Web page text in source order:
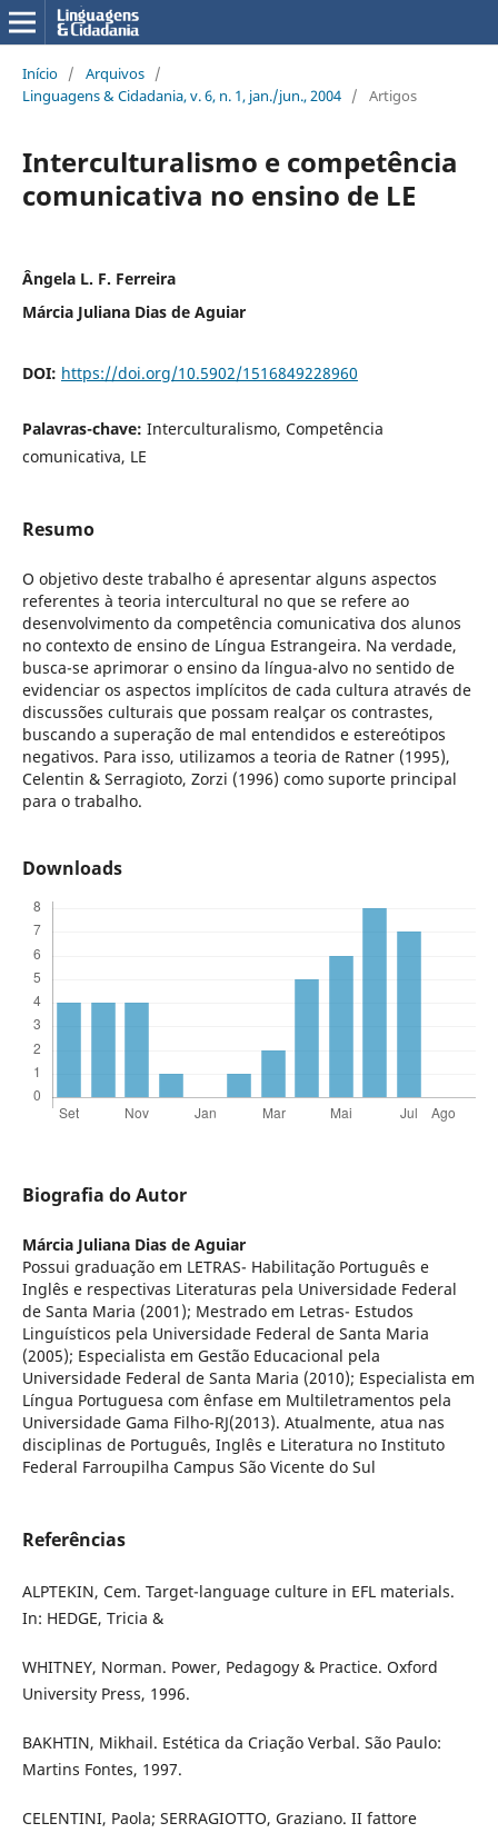
Início / Arquivos /
Linguagens & Cidadania, v. 6, n. 1, jan./jun., 2004 / Artigos
Interculturalismo e competência
comunicativa no ensino de LE
Ângela L. F. Ferreira
Márcia Juliana Dias de Aguiar
DOI: https://doi.org/10.5902/1516849228960
Palavras-chave: Interculturalismo, Competência
comunicativa, LE
Resumo
O objetivo deste trabalho é apresentar alguns aspectos
referentes à teoria intercultural no que se refere ao
desenvolvimento da competência comunicativa dos alunos
no contexto de ensino de Língua Estrangeira. Na verdade,
busca-se aprimorar o ensino da língua-alvo no sentido de
evidenciar os aspectos implícitos de cada cultura através de
discussões culturais que possam realçar os contrastes,
buscando a superação de mal entendidos e estereótipos
negativos. Para isso, utilizamos a teoria de Ratner (1995),
Celentin & Serragioto, Zorzi (1996) como suporte principal
para o trabalho.
Downloads
Biografia do Autor
Márcia Juliana Dias de Aguiar
Possui graduação em LETRAS- Habilitação Português e
Inglês e respectivas Literaturas pela Universidade Federal
de Santa Maria (2001); Mestrado em Letras- Estudos
Linguísticos pela Universidade Federal de Santa Maria
(2005); Especialista em Gestão Educacional pela
Universidade Federal de Santa Maria (2010); Especialista em
Língua Portuguesa com ênfase em Multiletramentos pela
Universidade Gama Filho-RJ(2013). Atualmente, atua nas
disciplinas de Português, Inglês e Literatura no Instituto
Federal Farroupilha Campus São Vicente do Sul
Referências
ALPTEKIN, Cem. Target-language culture in EFL materials.
In: HEDGE, Tricia &
WHITNEY, Norman. Power, Pedagogy & Practice. Oxford
University Press, 1996.
BAKHTIN, Mikhail. Estética da Criação Verbal. São Paulo:
Martins Fontes, 1997.
CELENTINI, Paola; SERRAGIOTTO, Graziano. II fattore